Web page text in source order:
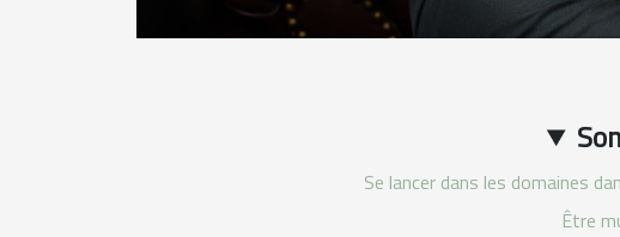
Se lancer dans les domaines
Être